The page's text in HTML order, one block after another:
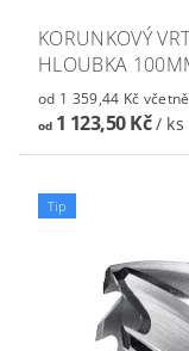
KORUNKOVÝ
HLOUBKA
od 1 359,44
od1 123,50 Kč/ ks
Tip